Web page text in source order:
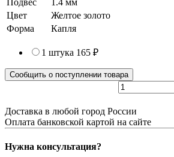
Цвет
Желтое золото
Форма
Капля
1 штука 165 ₽
Сообщить о поступлении товара
Доставка в любой город России
Оплата банковской картой на сайте
Нужна консультация?